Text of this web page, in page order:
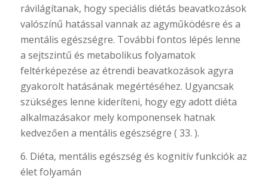
rávilágítanak, hogy speciális diétás beavatkozások
valószínű hatással vannak az agyműködésre és a
mentális egészségre. További fontos lépés lenne
a sejtszintű és metabolikus folyamatok
feltérképezése az étrendi beavatkozások agyra
gyakorolt hatásának megértéséhez. Ugyancsak
szükséges lenne kideríteni, hogy egy adott diéta
alkalmazásakor mely komponensek hatnak
kedvezően a mentális egészségre ( 33. ).
6. Diéta, mentális egészség és kognitív funkciók az
élet folyamán